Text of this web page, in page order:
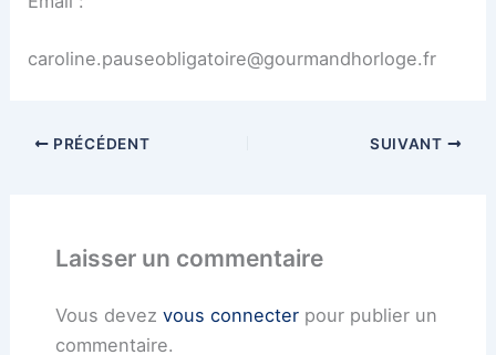
caroline.pauseobligatoire@gourmandhorloge.fr
PRÉCÉDENT SUIVANT
Laisser un commentaire
Vous devez vous connecterpour publier un
commentaire.